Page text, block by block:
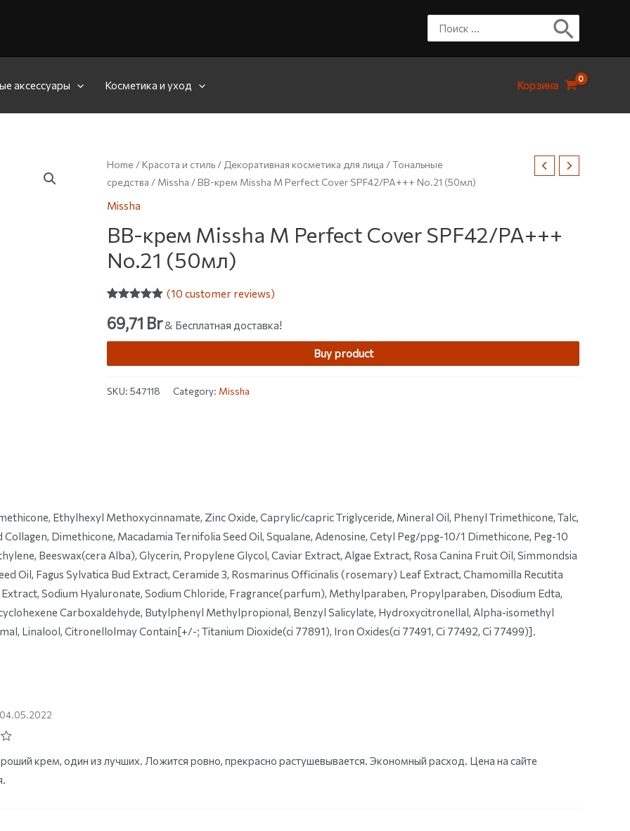
аксессуары Косметика и уход Корзина
Home /Красота и стиль / Декоративная косметика для лица /Тональные
средства / Missha / BB-крем Missha M Perfect Cover SPF42/PA+++ No.21 (50мл)
Missha
BB-крем Missha M Perfect Cover SPF42/PA+++
No.21 (50мл)
out of 5
based on
customer
(10 customer reviews)
69,71 Br& Бесплатная доставка!
Buy product
SKU: 547118 Category: Missha
Ethylhexyl Methoxycinnamate, Zinc Oxide, Caprylic/capric Triglyceride, Mineral Oil, Phenyl Trimethicone, Talc,
Dimethicone, Macadamia Ternifolia Seed Oil, Squalane, Adenosine, Cetyl Peg/ppg-10/1 Dimethicone, Peg-10
Beeswax(cera Alba), Glycerin, Propylene Glycol, Caviar Extract, Algae Extract, Rosa Canina Fruit Oil, Simmondsia
Oil, Fagus Sylvatica Bud Extract, Ceramide 3, Rosmarinus Officinalis (rosemary) Leaf Extract, Chamomilla Recutita
Sodium Hyaluronate, Sodium Chloride, Fragrance(parfum), Methylparaben, Propylparaben, Disodium Edta,
Carboxaldehyde, Butylphenyl Methylpropional, Benzyl Salicylate, Hydroxycitronellal, Alpha-isomethyl
Linalool, Citronellolmay Contain[+/-; Titanium Dioxide(ci 77891), Iron Oxides(ci 77491, Ci 77492, Ci 77499)].
04.05.2022
крем, один из лучших. Ложится ровно, прекрасно растушевывается. Экономный расход. Цена на сайте